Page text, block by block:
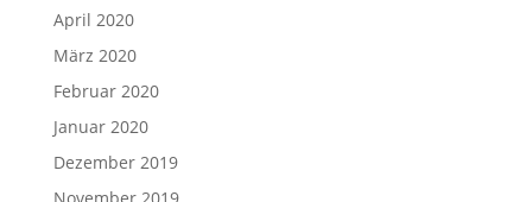
April 2020
März 2020
Februar 2020
Januar 2020
Dezember 2019